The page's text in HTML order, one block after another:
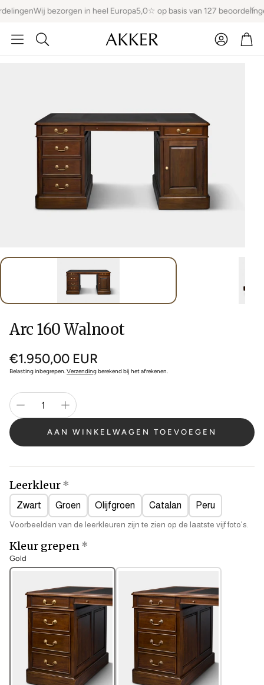
Wij bezorgen in heel Europa5,0☆ op basis van 127
Zoeken
Account
Arc 160 Walnoot
Normale
prijs
€1.950,00 EUR
Belasting inbegrepen.Verzendingberekend bij het afrekenen.
AAN WINKELWAGEN TOEVOEGEN
Leerkleur
Zwart Groen Olijfgroen Catalan Peru
Voorbeelden van de leerkleuren zijn te zien op de laatste vijf foto's.
Kleur grepen
Gold